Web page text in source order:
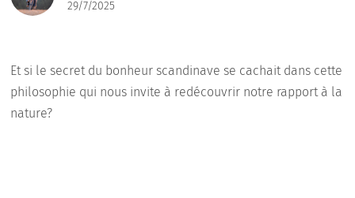
29/7/2025
Et si le secret du bonheur scandinave se cachait dans cette
philosophie qui nous invite à redécouvrir notre rapport à la
nature?